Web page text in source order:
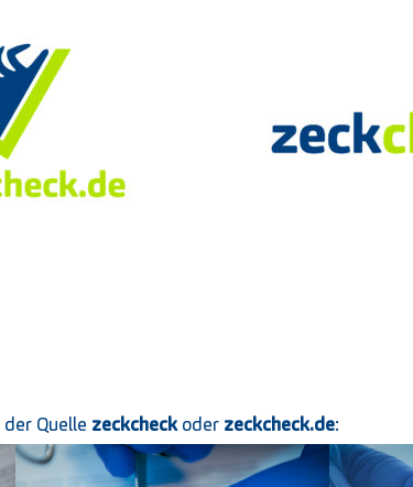
Quelle zeckcheckoder zeckcheck.de: